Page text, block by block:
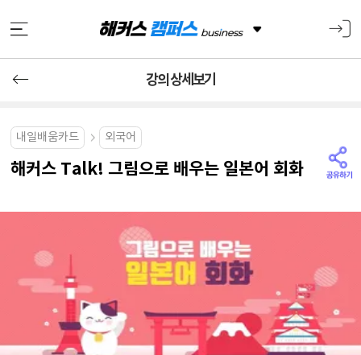
강의 상세보기
내일배움카드 외국어
해커스 Talk! 그림으로 배우는 일본어 회화